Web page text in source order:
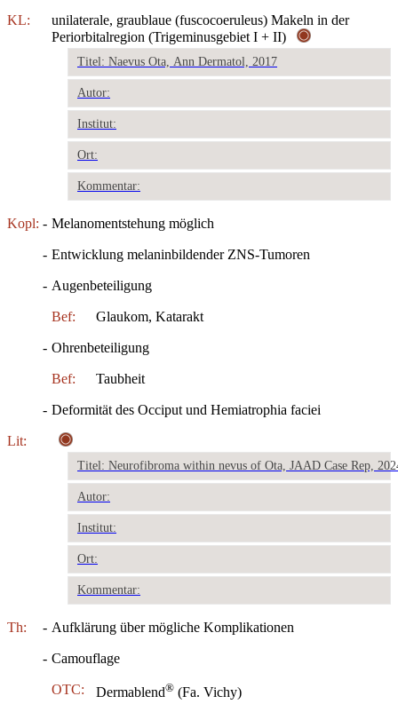
KL:
unilaterale, graublaue (fuscocoeruleus) Makeln in der
Periorbitalregion (Trigeminusgebiet I + II)
Titel: Naevus Ota, Ann Dermatol, 2017
Autor:
Institut:
Ort:
Kommentar:
Kopl: - Melanomentstehung möglich
- Entwicklung melaninbildender ZNS-Tumoren
- Augenbeteiligung
Bef: Glaukom, Katarakt
- Ohrenbeteiligung
Bef: Taubheit
- Deformität des Occiput und Hemiatrophia faciei
Lit:
Titel: Neurofibroma within nevus of Ota, JAAD Case Rep,
Autor:
Institut:
Ort:
Kommentar:
Th: - Aufklärung über mögliche Komplikationen
- Camouflage
OTC: Dermablend® (Fa. Vichy)